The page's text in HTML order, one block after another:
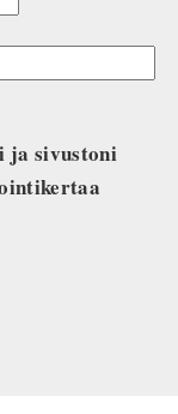
ja sivustoni